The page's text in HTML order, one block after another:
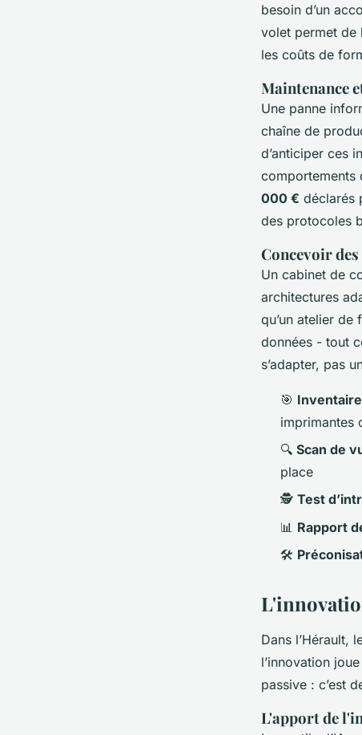
besoin d’un
volet permet de
les coûts de
Maintenance
Une panne
chaîne de
d’anticiper ces
comportements
000 € déclarés
des protocoles
Concevoir
Un cabinet de
architectures
qu’un atelier de
données - tout
s’adapter, pas
🎯
imprimantes
🔍 Scan de
place
🕵️ Test
📊 Rapport
🛠️
Dans l’Hérault,
l’innovation
passive : c’est
L'apport de